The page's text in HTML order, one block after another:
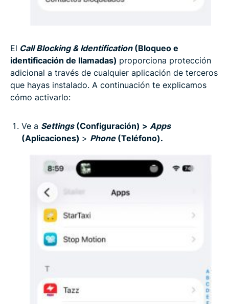
El Call Blocking & Identification(Bloqueo e
identificación de llamadas) proporciona protección
adicional a través de cualquier aplicación de terceros
que hayas instalado. A continuación te explicamos
cómo activarlo:
Ve a Settings(Configuración) > Apps
(Aplicaciones) > Phone(Teléfono).